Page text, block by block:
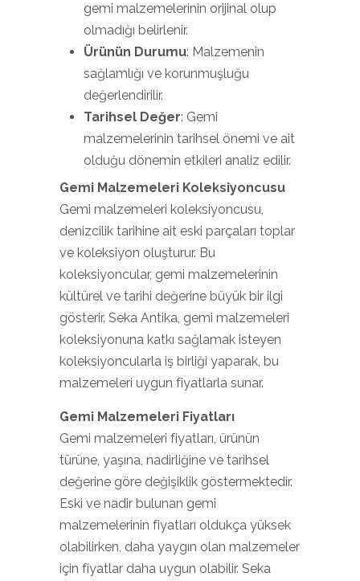
gemi malzemelerinin orijinal olup
olmadığı belirlenir.
Ürünün Durumu: Malzemenin
sağlamlığı ve korunmuşluğu
değerlendirilir.
Tarihsel Değer: Gemi
malzemelerinin tarihsel önemi ve ait
olduğu dönemin etkileri analiz edilir.
Gemi Malzemeleri Koleksiyoncusu
Gemi malzemeleri koleksiyoncusu,
denizcilik tarihine ait eski parçaları toplar
ve koleksiyon oluşturur. Bu
koleksiyoncular, gemi malzemelerinin
kültürel ve tarihi değerine büyük bir ilgi
gösterir. Seka Antika, gemi malzemeleri
koleksiyonuna katkı sağlamak isteyen
koleksiyoncularla iş birliği yaparak, bu
malzemeleri uygun fiyatlarla sunar.
Gemi Malzemeleri Fiyatları
Gemi malzemeleri fiyatları, ürünün
türüne, yaşına, nadirliğine ve tarihsel
değerine göre değişiklik göstermektedir.
Eski ve nadir bulunan gemi
malzemelerinin fiyatları oldukça yüksek
olabilirken, daha yaygın olan malzemeler
için fiyatlar daha uygun olabilir. Seka